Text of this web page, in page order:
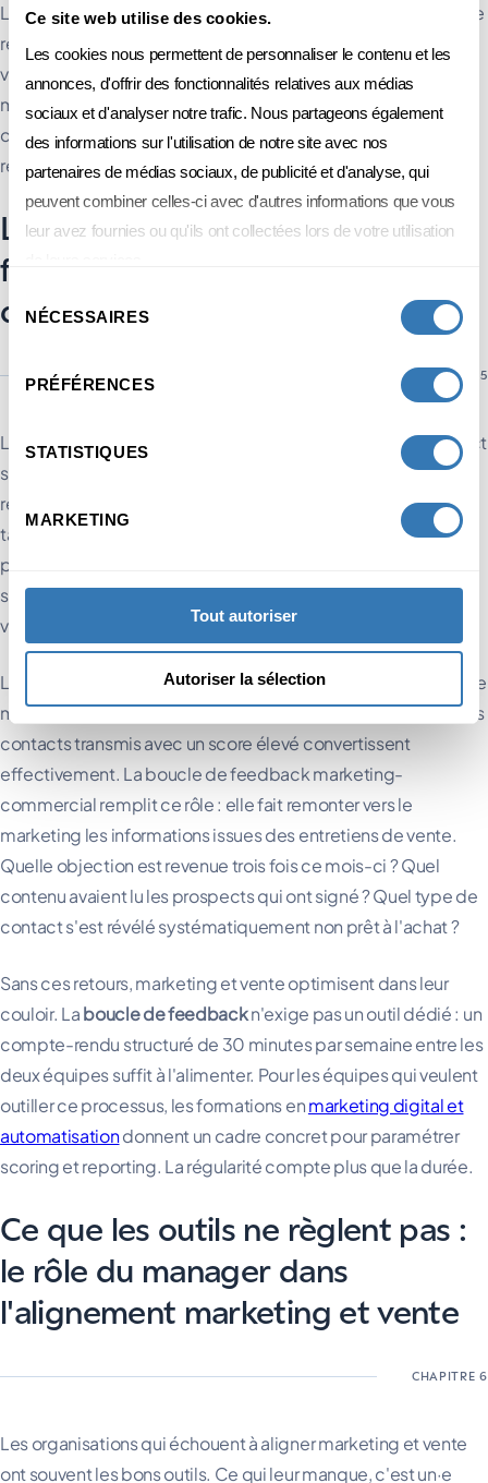
Ce site web utilise des cookies.
Les cookies nous permettent de personnaliser le contenu et les
annonces, d'offrir des fonctionnalités relatives aux médias
sociaux et d'analyser notre trafic. Nous partageons également
des informations sur l'utilisation de notre site avec nos
partenaires de médias sociaux, de publicité et d'analyse, qui
peuvent combiner celles-ci avec d'autres informations que vous
leur avez fournies ou qu'ils ont collectées lors de votre utilisation
du NÉCESSAIRES
PRÉFÉRENCES
STATISTIQUES
MARKETING
Tout autoriser
Autoriser la sélection
Le SLA se signe par les deux responsables et se relit lors d'une
réunion mensuelle commune. Le revoir trop fréquemment le
vide de sens. Ne jamais le revoir le rend obsolète dans les six
mois suivant le premier changement d'équipe. Un SLA qui
date de 18 mois sans révision est un SLA que personne ne
respecte vraiment.
Lead scoring et boucle de
feedback : tenir l'alignement
dans le temps
Le lead scoringconsiste à attribuer un score à chaque contact
selon ses caractéristiques et ses comportements. Un·e
responsable marketing B2B ayant visité la page de
tarification et téléchargé deux ressources obtiendra un score
plus élevé qu'un·e étudiant·e ayant ouvert un seul email. Ce
score détermine si le contact franchit le seuil de transmission
vers la vente.
Le scoring est aussi bon que le modèle qui le paramètre. Et ce
modèle se dégrade si personne ne vérifie régulièrement si les
contacts transmis avec un score élevé convertissent
effectivement. La boucle de feedback marketing-
commercial remplit ce rôle : elle fait remonter vers le
marketing les informations issues des entretiens de vente.
Quelle objection est revenue trois fois ce mois-ci ? Quel
contenu avaient lu les prospects qui ont signé ? Quel type de
contact s'est révélé systématiquement non prêt à l'achat ?
Sans ces retours, marketing et vente optimisent dans leur
couloir. Laboucle de feedbackn'exige pas un outil dédié : un
compte-rendu structuré de 30 minutes par semaine entre les
deux équipes suffit à l'alimenter. Pour les équipes qui veulent
outiller ce processus, les formations enmarketing digital et
automatisationdonnent un cadre concret pour paramétrer
scoring et reporting. La régularité compte plus que la durée.
Ce que les outils ne règlent pas :
le rôle du manager dans
l'alignement marketing et vente
Les organisations qui échouent à aligner marketing et vente
ont souvent les bons outils. Ce qui leur manque, c'est un·e